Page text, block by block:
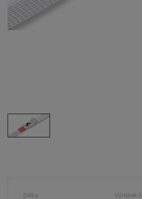
Délka Výrobek